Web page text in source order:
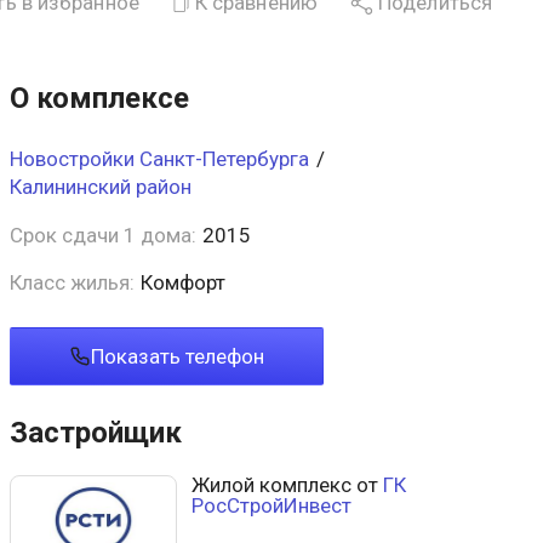
О комплексе
Новостройки Санкт-Петербурга /
Калининский район
Срок сдачи 1 дома: 2015
Класс жилья: Комфорт
Показать телефон
Застройщик
Жилой комплекс от ГК
РосСтройИнвест